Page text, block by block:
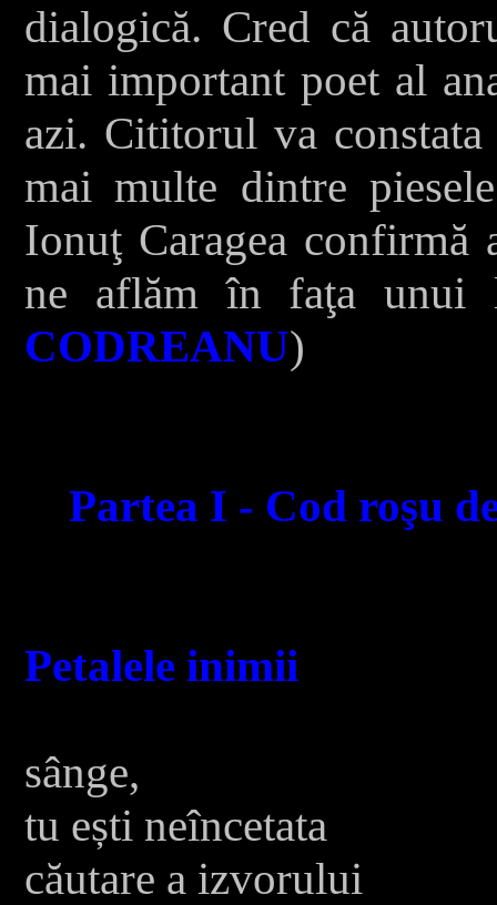
dialogică. Cred că
mai important poet al
azi. Cititorul va
mai multe dintre
Ionuţ Caragea confirmă
ne aflăm în faţa unui
CODREANU)
Partea I - Cod roşu
Petalele inimii
sânge,
tu ești neîncetata
căutare a izvorului